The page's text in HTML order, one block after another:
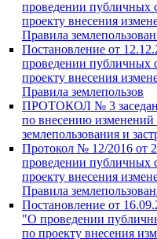
проведении публичных
проекту внесения
Правила
Постановление от
проведении публичных
проекту внесения
Правила землепользов
ПРОТОКОЛ № 3
по внесению изменений
землепользования и
Протокол № 12/2016 от
проведении публичных
проекту внесения
Правила
Постановление от
"О проведении
по проекту внесения